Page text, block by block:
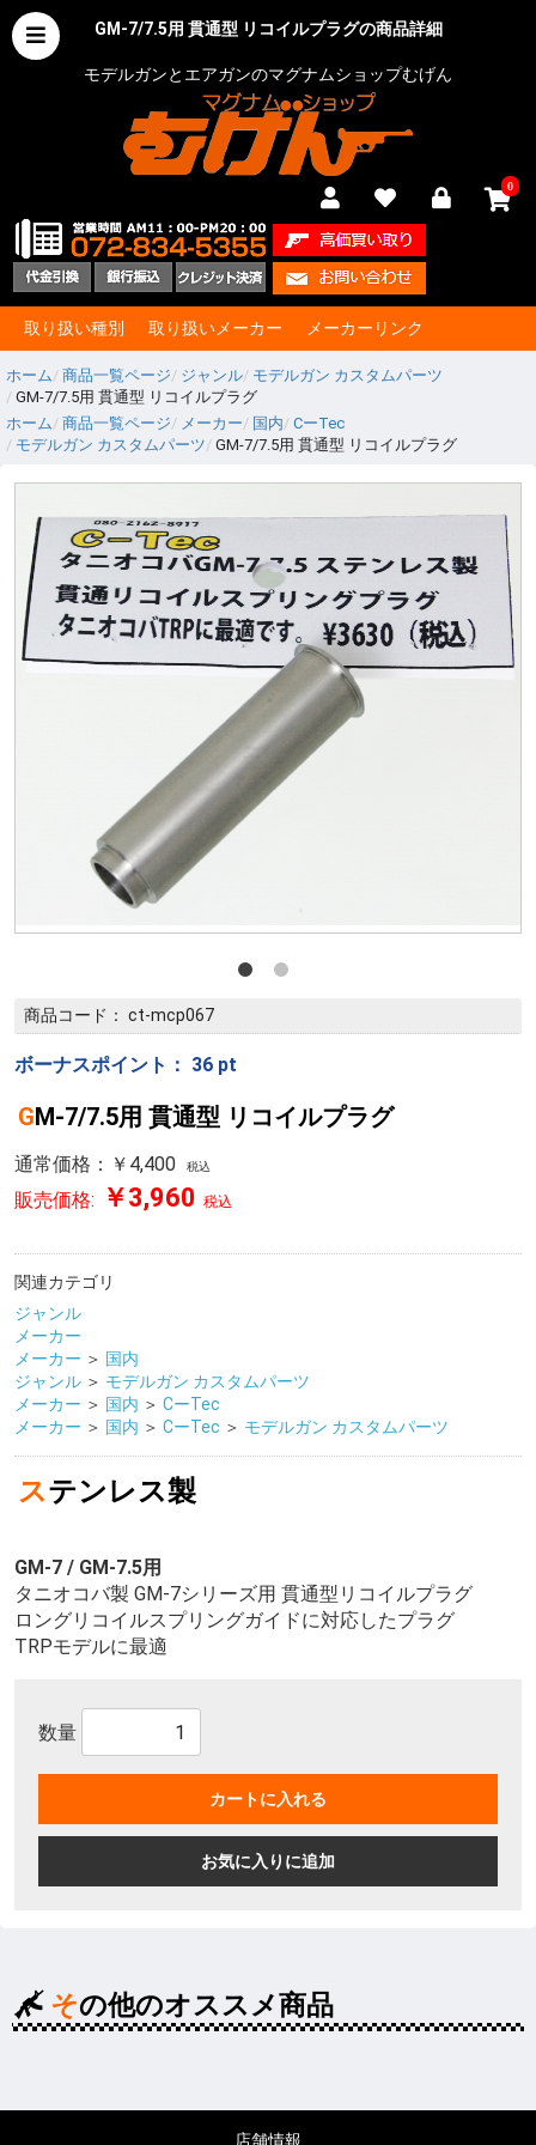
GM-7/7.5用 貫通型 リコイルプラグの商品詳細
モデルガンとエアガンのマグナムショップむげん
0
取り扱い種別 取り扱いメーカー メーカーリンク
ホーム 商品一覧ページ ジャンル モデルガン カスタムパーツ
GM-7/7.5用 貫通型 リコイルプラグ
ホーム 商品一覧ページ メーカー 国内 CーTec
モデルガン カスタムパーツ GM-7/7.5用 貫通型 リコイルプラグ
商品コード： ct-mcp067
ボーナスポイント： 36 pt
GM-7/7.5用 貫通型 リコイルプラグ
通常価格：￥4,400 税込
販売価格: ￥3,960 税込
関連カテゴリ
ジャンル
メーカー
メーカー ＞ 国内
ジャンル ＞ モデルガン カスタムパーツ
メーカー ＞ 国内 ＞ CーTec
メーカー ＞ 国内 ＞ CーTec ＞ モデルガン カスタムパーツ
ステンレス製
GM-7 / GM-7.5用
タニオコバ製 GM-7シリーズ用 貫通型リコイルプラグ
ロングリコイルスプリングガイドに対応したプラグ
TRPモデルに最適
数量
カートに入れる
お気に入りに追加
その他のオススメ商品
店舗情報